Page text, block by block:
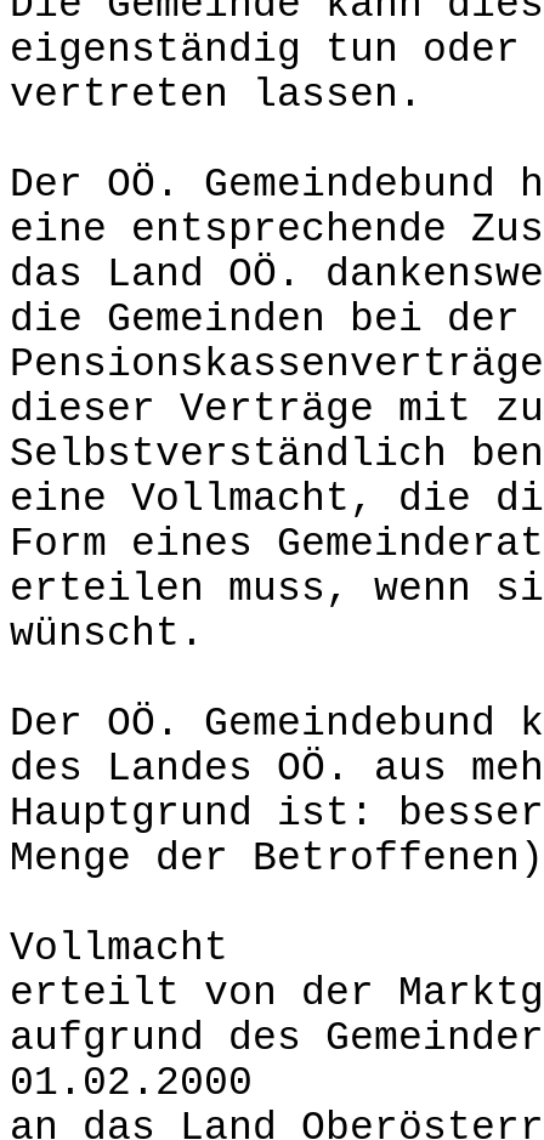
eigenständig tun oder
vertreten lassen.
Der OÖ.
eine entsprechende
das Land OÖ.
die Gemeinden bei der
dieser Verträge mit
Selbstverständlich
eine Vollmacht, die
Form eines
erteilen muss, wenn
wünscht.
Der OÖ.
des Landes OÖ. aus
Hauptgrund ist:
Menge der
Vollmacht
erteilt von der
aufgrund des
01.02.2000
an das Land